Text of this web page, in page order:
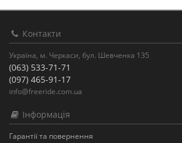
Контакти
Україна, м. Черкаси, бул. Шевченка 135
(063) 533-71-71
(097) 465-91-17
info@freeride.com.ua
Інформація
Гарантії та повернення